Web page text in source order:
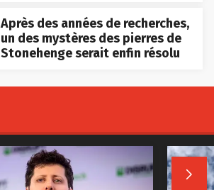
Après des années de recherches,
un des mystères des pierres de
Stonehenge serait enfin résolu
